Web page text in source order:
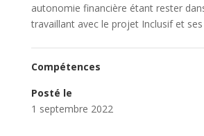
autonomie financière étant rester
travaillant avec le projet Inclusif et
Compétences
Posté le
1 septembre 2022